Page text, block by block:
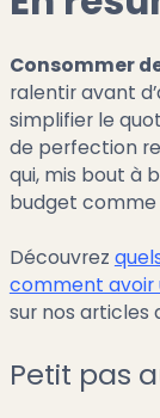
Consommer
ralentir avant
simplifier le
de perfection
qui, mis bout à
budget comme
Découvrez
comment avoir
sur nos articles
Petit pas